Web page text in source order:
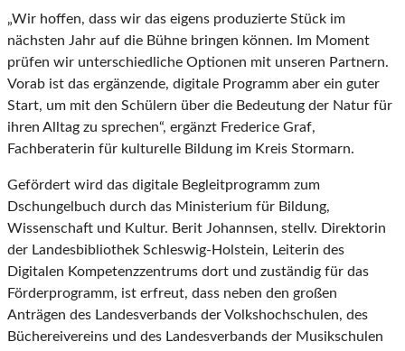
„Wir hoffen, dass wir das eigens produzierte Stück im
nächsten Jahr auf die Bühne bringen können. Im Moment
prüfen wir unterschiedliche Optionen mit unseren Partnern.
Vorab ist das ergänzende, digitale Programm aber ein guter
Start, um mit den Schülern über die Bedeutung der Natur für
ihren Alltag zu sprechen“, ergänzt Frederice Graf,
Fachberaterin für kulturelle Bildung im Kreis Stormarn.
Gefördert wird das digitale Begleitprogramm zum
Dschungelbuch durch das Ministerium für Bildung,
Wissenschaft und Kultur. Berit Johannsen, stellv. Direktorin
der Landesbibliothek Schleswig-Holstein, Leiterin des
Digitalen Kompetenzzentrums dort und zuständig für das
Förderprogramm, ist erfreut, dass neben den großen
Anträgen des Landesverbands der Volkshochschulen, des
Büchereivereins und des Landesverbands der Musikschulen